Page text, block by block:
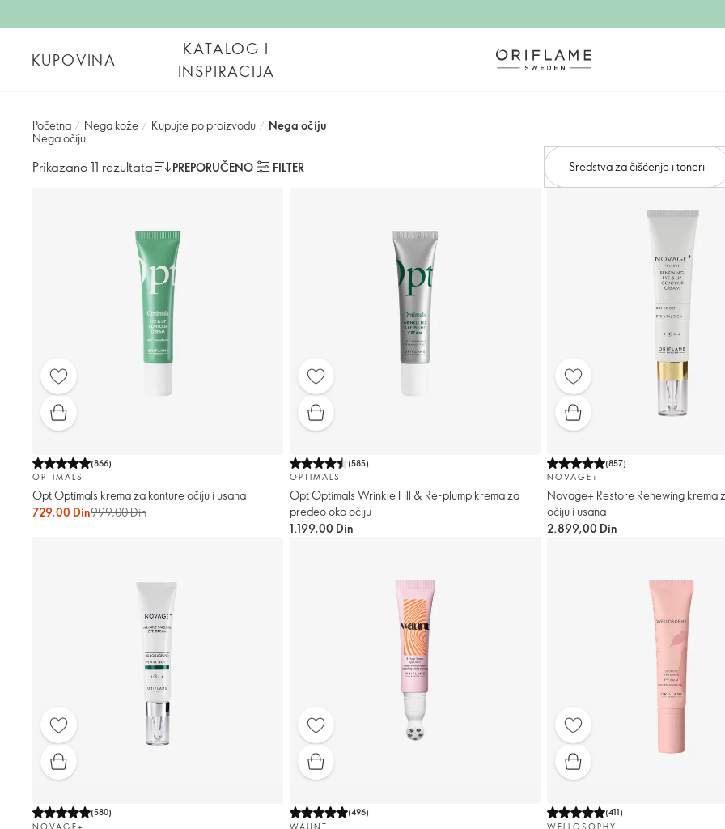
KUPOVINA
KATALOG I
INSPIRACIJA
Početna / Nega kože / Kupujte po proizvodu / Nega očiju
Nega očiju
Prikazano 11 rezultata PREPORUČENO FILTER Sredstva za čišćenje i toneri
(866)
OPTIMALS
Opt Optimals krema za konture očiju i usana
729,00 Din999,00 Din
(585)
OPTIMALS
Opt Optimals Wrinkle Fill & Re-plump krema za
predeo oko očiju
1.199,00 Din
(857)
NOVAGE+
Novage+ Restore Renewing krema
očiju i usana
2.899,00 Din
(580)
NOVAGE+
(496)
WAUNT
(411)
WELLOSOPHY